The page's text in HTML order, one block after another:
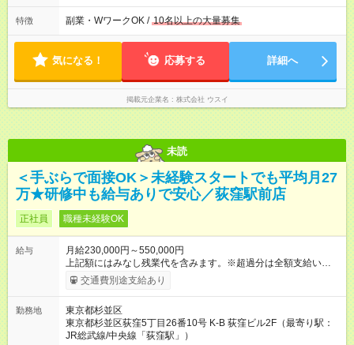
(1h休憩) ※繁忙期と閑散期により勤務時間が異なる場合がありま
す。 ★1日4時間～OK！
特徴 副業・WワークOK / 10名以上の大量募集
気になる！ 応募する 詳細へ
掲載元企業名 株式会社 ウスイ
未読
＜手ぶらで面接OK＞未経験スタートでも平均月27
万★研修中も給与ありで安心／荻窪駅前店
正社員 職種未経験OK
給与
月給230,000円～550,000円
上記額にはみなし残業代を含みます。※超過分は全額支給いたし
ます。 みなし残業代 8,940円／月 みなし残業時間 5.5時間／月
上記には、月5.5時間分のみなし残業代(8，940円)を含む。超過
円～ （期間中は契約社員） ※社内基準を満たした場合は、その
後正規登用可 【年収例】 ◆エリアマネージャー 月給25万円＋役
職手当3万円＋インセン14万5，781円＝42万5，781円 ◆店長
交通費別途支給あり
勤務地
東京都杉並区
東京都杉並区荻窪5丁目26番10号 K-B 荻窪ビル2F（最寄り駅：
JR総武線/中央線「荻窪駅」）